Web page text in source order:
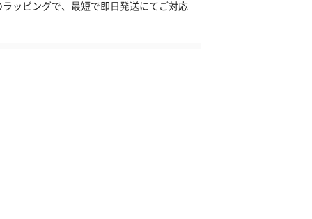
ッピングで、最短で即日発送にてご対応